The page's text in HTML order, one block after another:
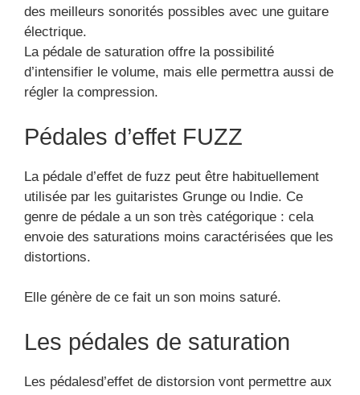
des meilleurs sonorités possibles avec une guitare
électrique.
La pédale de saturation offre la possibilité
d’intensifier le volume, mais elle permettra aussi de
régler la compression.
Pédales d’effet FUZZ
La pédale d’effet de fuzz peut être habituellement
utilisée par les guitaristes Grunge ou Indie. Ce
genre de pédale a un son très catégorique : cela
envoie des saturations moins caractérisées que les
distortions.
Elle génère de ce fait un son moins saturé.
Les pédales de saturation
Les pédalesd’effet de distorsion vont permettre aux